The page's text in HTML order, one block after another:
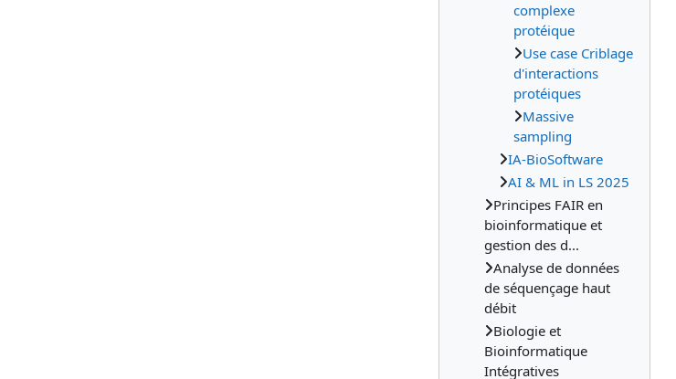
complexe
protéique
Use case Criblage
d'interactions
protéiques
Massive
sampling
IA-BioSoftware
AI & ML in LS 2025
Principes FAIR en
bioinformatique et
gestion des d...
Analyse de données
de séquençage haut
débit
Biologie et
Bioinformatique
Intégratives